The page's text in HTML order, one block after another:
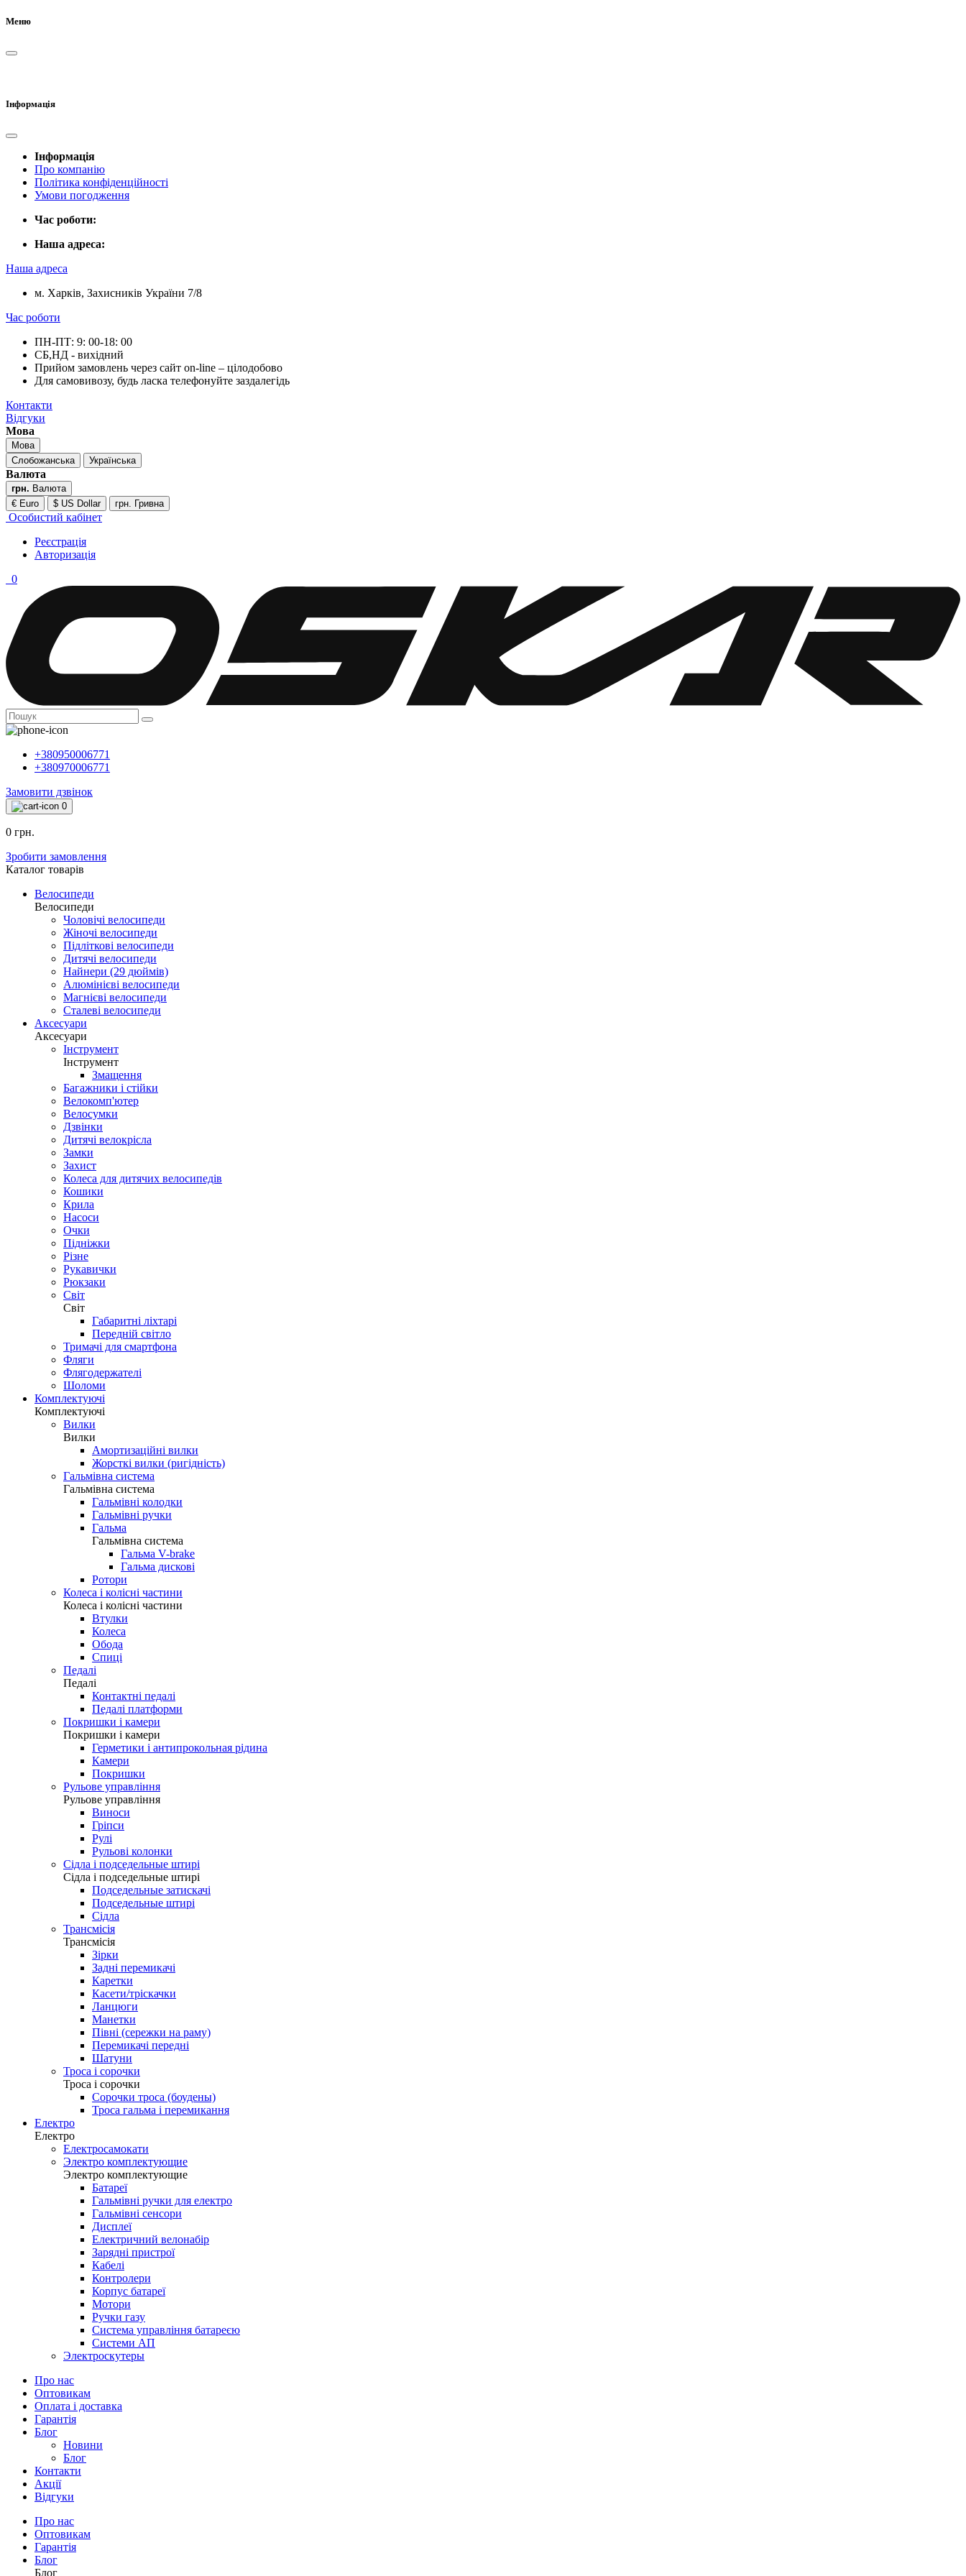
Меню
Інформація
Інформація
Про компанію
Політика конфіденційності
Умови погодження
Час роботи:
Наша адреса:
Наша адреса
м. Харків, Захисників України 7/8
Час роботи
ПН-ПТ: 9: 00-18: 00
СБ,НД - вихідний
Прийом замовлень через сайт on-line – цілодобово
Для самовивозу, будь ласка телефонуйте заздалегідь
Контакти
Відгуки
Мова
Мова
Слобожанська
Українська
Валюта
грн. Валюта
€ Euro
$ US Dollar грн. Гривна
Особистий кабінет
Реєстрація
Авторизація
0
+380950006771
+380970006771
Замовити дзвінок
0
0 грн.
Зробити замовлення
Каталог товарiв
Велосипеди
Велосипеди
Чоловічі велосипеди
Жіночі велосипеди
Підліткові велосипеди
Дитячі велосипеди
Найнери (29 дюймів)
Алюмінієві велосипеди
Магнієві велосипеди
Сталеві велосипеди
Аксесуари
Аксесуари
Інструмент
Інструмент
Змащення
Багажники і стійки
Велокомп'ютер
Велосумки
Дзвінки
Дитячі велокрісла
Замки
Захист
Колеса для дитячих велосипедів
Кошики
Крила
Насоси
Очки
Підніжки
Різне
Рукавички
Рюкзаки
Світ
Світ
Габаритні ліхтарі
Передній світло
Тримачі для смартфона
Фляги
Флягодержателі
Шоломи
Комплектуючі
Комплектуючі
Вилки
Вилки
Амортизаційні вилки
Жорсткі вилки (ригідність)
Гальмівна система
Гальмівна система
Гальмівні колодки
Гальмівні ручки
Гальма
Гальмівна система
Гальма V-brake
Гальма дискові
Ротори
Колеса і колісні частини
Колеса і колісні частини
Втулки
Колеса
Обода
Спиці
Педалі
Педалі
Контактні педалі
Педалі платформи
Покришки і камери
Покришки і камери
Герметики і антипрокольная рідина
Камери
Покришки
Рульове управління
Рульове управління
Виноси
Гріпси
Рулі
Рульові колонки
Сідла і подседельные штирі
Сідла і подседельные штирі
Подседельные затискачі
Подседельные штирі
Сідла
Трансмісія
Трансмісія
Зірки
Задні перемикачі
Каретки
Касети/тріскачки
Ланцюги
Манетки
Півні (сережки на раму)
Перемикачі передні
Шатуни
Троса і сорочки
Троса і сорочки
Сорочки троса (боудены)
Троса гальма і перемикання
Електро
Електро
Електросамокати
Электро комплектующие
Электро комплектующие
Батареї
Гальмівні ручки для електро
Гальмівні сенсори
Дисплеї
Електричний велонабір
Зарядні пристрої
Кабелі
Контролери
Корпус батареї
Мотори
Ручки газу
Система управління батареєю
Системи АП
Электроскутеры
Про нас
Оптовикам
Оплата і доставка
Гарантія
Блог
Новини
Блог
Контакти
Акції
Відгуки
Про нас
Оптовикам
Гарантія
Блог
Блог